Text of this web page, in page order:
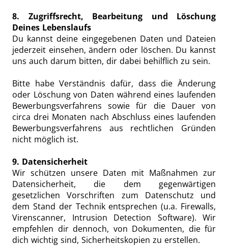
8. Zugriffsrecht, Bearbeitung und Löschung
Deines Lebenslaufs
Du kannst deine eingegebenen Daten und Dateien
jederzeit einsehen, ändern oder löschen. Du kannst
uns auch darum bitten, dir dabei behilflich zu sein.
Bitte habe Verständnis dafür, dass die Änderung
oder Löschung von Daten während eines laufenden
Bewerbungsverfahrens sowie für die Dauer von
circa drei Monaten nach Abschluss eines laufenden
Bewerbungsverfahrens aus rechtlichen Gründen
nicht möglich ist.
9. Datensicherheit
Wir schützen unsere Daten mit Maßnahmen zur
Datensicherheit, die dem gegenwärtigen
gesetzlichen Vorschriften zum Datenschutz und
dem Stand der Technik entsprechen (u.a. Firewalls,
Virenscanner, Intrusion Detection Software). Wir
empfehlen dir dennoch, von Dokumenten, die für
dich wichtig sind, Sicherheitskopien zu erstellen.